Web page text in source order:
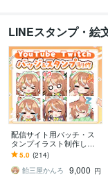
LINEスタンプ・絵
配信サイト用バッチ・ス
タンプイラスト制作しま
す 企業実績あり！メンバ
ーシップやサブスク特典
に最適！
5.0 (214)
飴三屋かんろ
9,000 円